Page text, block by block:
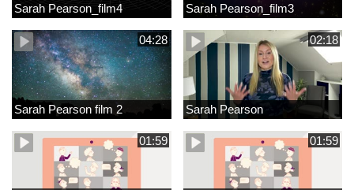
Sarah Pearson_film4 Sarah Pearson_film3
04:28
Sarah Pearson film 2
02:18
Sarah Pearson
01:59 01:59